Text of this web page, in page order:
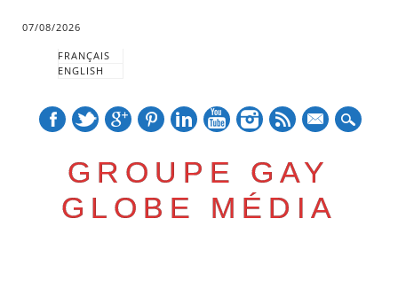
07/08/2026
FRANÇAIS
ENGLISH
GROUPE GAY
GLOBE MÉDIA